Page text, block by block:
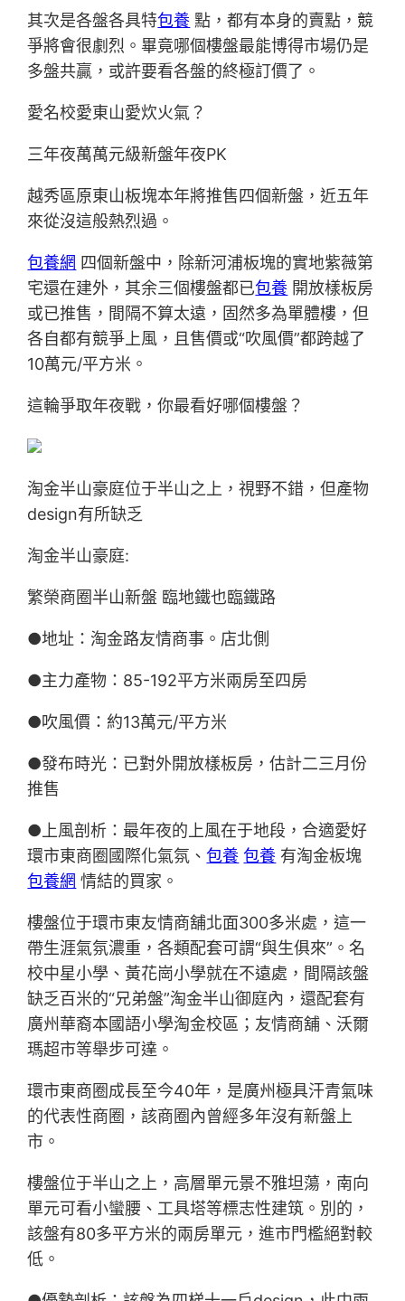
其次是各盤各具特包養 點，都有本身的賣點，競
爭將會很劇烈。畢竟哪個樓盤最能博得市場仍是
多盤共贏，或許要看各盤的終極訂價了。
愛名校愛東山愛炊火氣？
三年夜萬萬元級新盤年夜PK
越秀區原東山板塊本年將推售四個新盤，近五年
來從沒這般熱烈過。
包養網 四個新盤中，除新河浦板塊的實地紫薇第
宅還在建外，其余三個樓盤都已包養 開放樣板房
或已推售，間隔不算太遠，固然多為單體樓，但
各自都有競爭上風，且售價或“吹風價”都跨越了
10萬元/平方米。
這輪爭取年夜戰，你最看好哪個樓盤？
淘金半山豪庭位于半山之上，視野不錯，但產物
design有所缺乏
淘金半山豪庭:
繁榮商圈半山新盤 臨地鐵也臨鐵路
●地址：淘金路友情商事。店北側
●主力產物：85-192平方米兩房至四房
●吹風價：約13萬元/平方米
●發布時光：已對外開放樣板房，估計二三月份
推售
●上風剖析：最年夜的上風在于地段，合適愛好
環市東商圈國際化氣氛、包養 包養 有淘金板塊
包養網 情結的買家。
樓盤位于環市東友情商舖北面300多米處，這一
帶生涯氣氛濃重，各類配套可謂“與生俱來”。名
校中星小學、黃花崗小學就在不遠處，間隔該盤
缺乏百米的“兄弟盤”淘金半山御庭內，還配套有
廣州華裔本國語小學淘金校區；友情商舖、沃爾
瑪超市等舉步可達。
環市東商圈成長至今40年，是廣州極具汗青氣味
的代表性商圈，該商圈內曾經多年沒有新盤上
市。
樓盤位于半山之上，高層單元景不雅坦蕩，南向
單元可看小蠻腰、工具塔等標志性建筑。別的，
該盤有80多平方米的兩房單元，進市門檻絕對較
低。